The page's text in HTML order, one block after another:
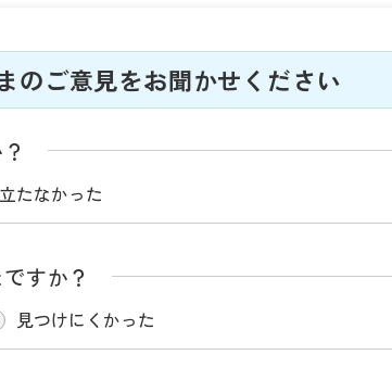
のご意見をお聞かせください
たなかった
すか？
見つけにくかった